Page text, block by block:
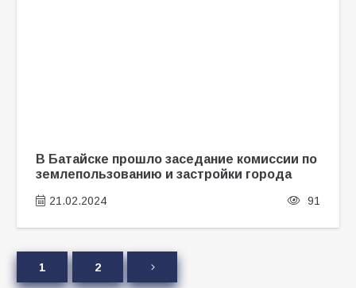
В Батайске прошло заседание комиссии по
землепользованию и застройки города
21.02.2024 91
1 2